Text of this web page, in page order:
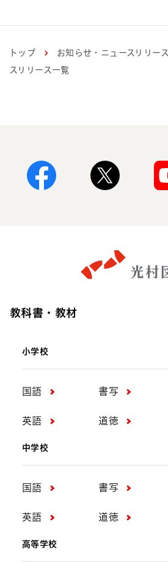
トップ お知らせ・ニュースリリース
スリリース一覧
教科書・教材
小学校
国語 書写
英語 道徳
中学校
国語 書写
英語 道徳
高等学校